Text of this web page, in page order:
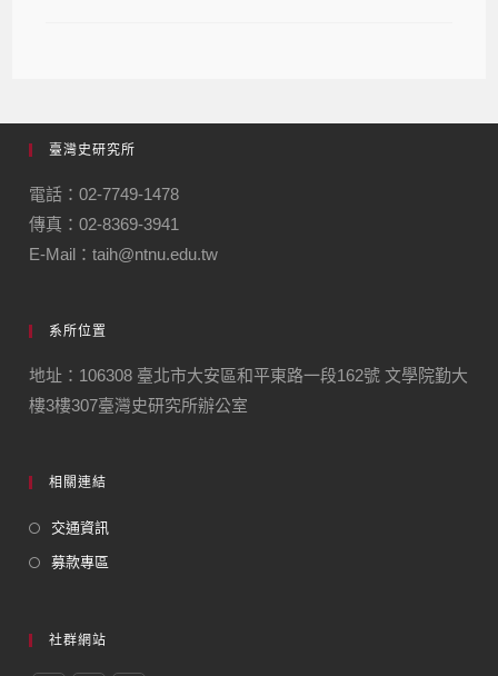
臺灣史研究所
電話：02-7749-1478
傳真：02-8369-3941
E-Mail：taih@ntnu.edu.tw
系所位置
地址：106308 臺北市大安區和平東路一段162號 文學院勤大
樓3樓307臺灣史研究所辦公室
相關連結
交通資訊
募款專區
社群網站